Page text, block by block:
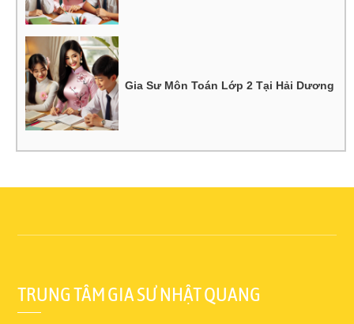
Gia Sư Môn Toán Lớp 2 Tại Hải Dương
TRUNG TÂM GIA SƯ NHẬT QUANG